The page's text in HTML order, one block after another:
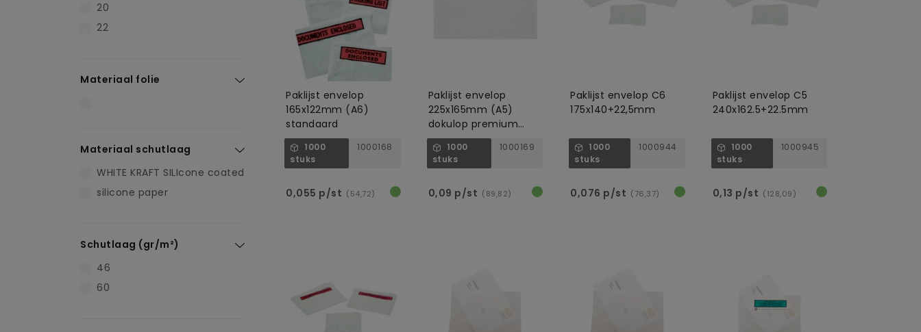
20
22
Materiaal folie
Materiaal schutlaag
WHITE KRAFT SILIcone coated
silicone paper
Schutlaag (gr/m²)
46
60
Paklijst envelop
165x122mm (A6)
standaard
1000
stuks
1000168
0,055 p/st (54,72)
Paklijst envelop
225x165mm (A5)
dokulop premium
transparant
1000
stuks
1000169
0,09 p/st (89,82)
Paklijst envelop C6
175x140+22,5mm
1000
stuks
1000944
0,076 p/st (76,37)
Paklijst envelop C5
240x162.5+22.5mm
1000
stuks
1000945
0,13 p/st (128,09)